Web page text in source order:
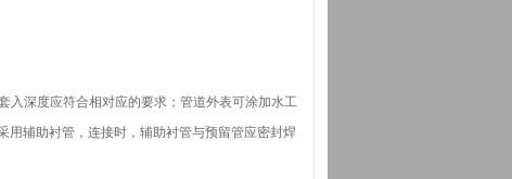
入深度应符合相对应的要求；管道外表可涂加水工
用辅助衬管，连接时，辅助衬管与预留管应密封焊